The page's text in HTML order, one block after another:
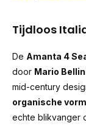
Tijdloos
De Amanta 4
door Mario
mid-century
organische vorm
echte blikvanger